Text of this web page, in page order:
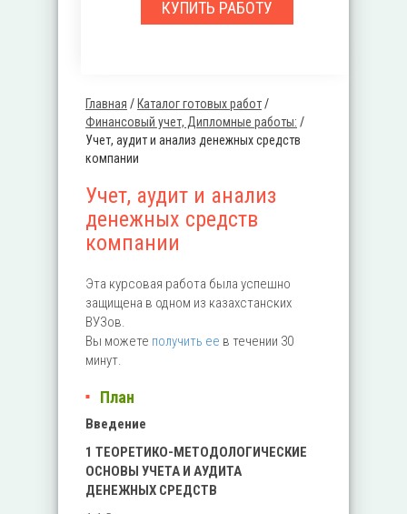
Вы здесь
Главная / Каталог готовых работ/
Финансовый учет, Дипломные работы: /
Учет, аудит и анализ денежных средств
компании
Учет, аудит и анализ
денежных средств
компании
Эта курсовая работа была успешно
защищена в одном из казахстанских
ВУЗов.
Вы можете получить ее в течении 30
минут.
План
Введение
1 ТЕОРЕТИКО-МЕТОДОЛОГИЧЕСКИЕ
ОСНОВЫ УЧЕТА И АУДИТА
ДЕНЕЖНЫХ СРЕДСТВ
КУПИТЬ РАБОТУ